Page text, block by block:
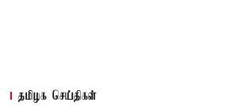
தமிழக செய்திகள்